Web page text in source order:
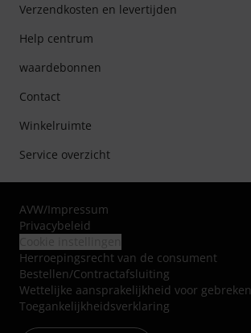
Verzendkosten en levertijden
Help centrum
waardebonnen
Contact
Winkelruimte
Service overzicht
AVW/Impressum
Privacybeleid
Herroepingsrecht van de consument
Bestellen/Contractafsluiting
Wettelijke aansprakelijkheid voor gebreken
Toegankelijkheidsverklaring